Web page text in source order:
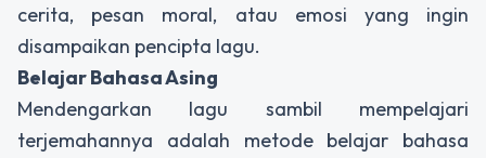
cerita, pesan moral, atau emosi yang ingin
disampaikan pencipta lagu.
Belajar Bahasa Asing
Mendengarkan lagu sambil mempelajari
terjemahannya adalah metode belajar bahasa